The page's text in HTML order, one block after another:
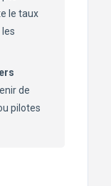
le taux
de
pilotes